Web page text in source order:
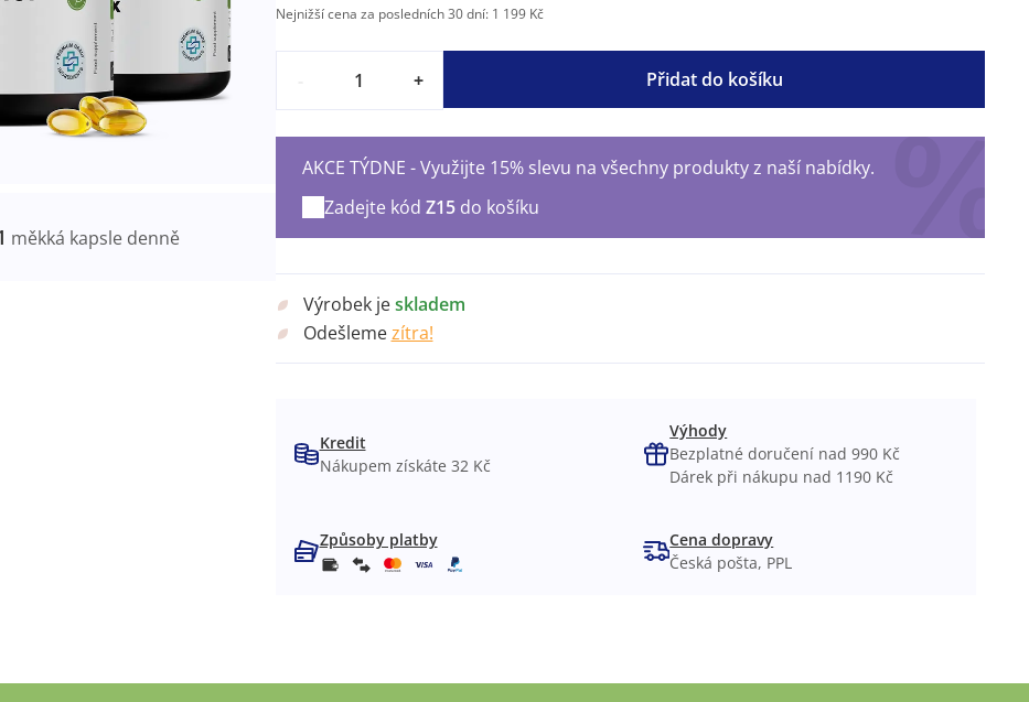
měkká kapsle denně
Nejnižší cena za posledních 30 dní: 1 199 Kč
+ Přidat do košíku
AKCE TÝDNE - Využijte 15% slevu na všechny produkty z naší nabídky.
Zadejte kód Z15do košíku
Výrobek jeskladem
Odešlemezítra!
Kredit
Nákupem získáte 32 Kč
Výhody
Bezplatné doručení nad 990 Kč
Dárek při nákupu nad 1190 Kč
Způsoby platby
Cena dopravy
Česká pošta, PPL